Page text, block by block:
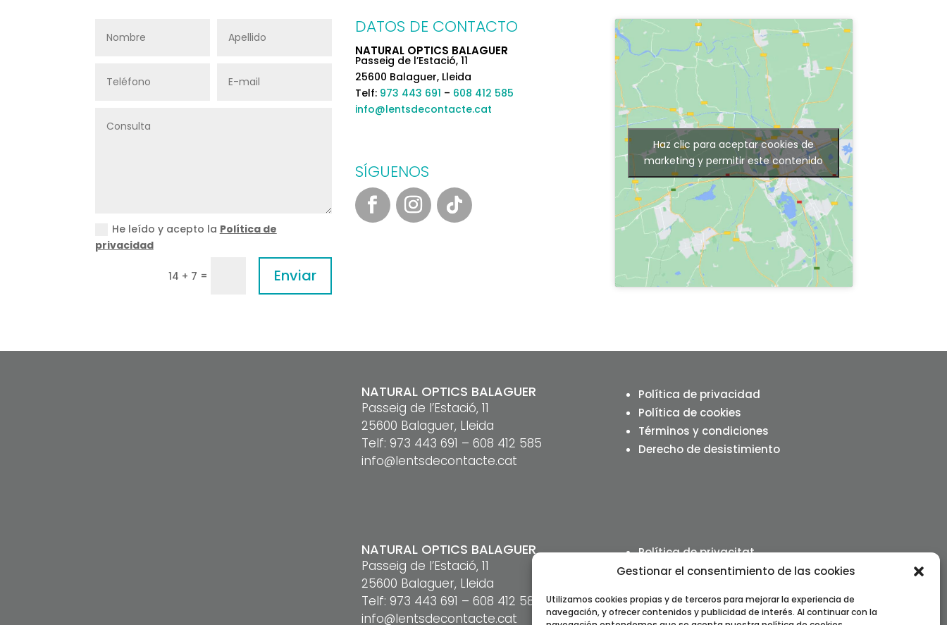
Gestionar el consentimiento de las cookies
Utilizamos cookies propias y de terceros para mejorar la experiencia de
navegación, y ofrecer contenidos y publicidad de interés. Al continuar con la
He leído y acepto la Política de
privacidad
14 + 7 = Enviar
DATOS DE CONTACTO
NATURAL OPTICS BALAGUER
Passeig de l’Estació, 11
25600 Balaguer, Lleida
Telf: 973 443 691 – 608 412 585
info@lentsdecontacte.cat
SÍGUENOS
Haz clic para aceptar cookies de
marketing y permitir este contenido
NATURAL OPTICS BALAGUER
Passeig de l’Estació, 11
25600 Balaguer, Lleida
Telf: 973 443 691 – 608 412 585
info@lentsdecontacte.cat
Política de privacidad
Política de cookies
Términos y condiciones
Derecho de desistimiento
NATURAL OPTICS BALAGUER
Passeig de l’Estació, 11
25600 Balaguer, Lleida
Telf: 973 443 691 – 608 412 585
info@lentsdecontacte.cat
Política de privacitat
Política de cookies
Dret de desistiment